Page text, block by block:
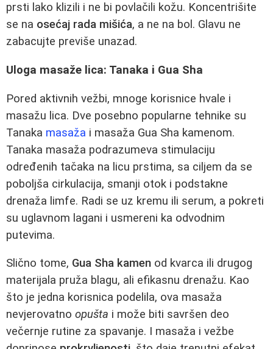
prsti lako klizili i ne bi povlačili kožu. Koncentrišite
se na osećaj rada mišića, a ne na bol. Glavu ne
zabacujte previše unazad.
Uloga masaže lica: Tanaka i Gua Sha
Pored aktivnih vežbi, mnoge korisnice hvale i
masažu lica. Dve posebno popularne tehnike su
Tanaka masaža i masaža Gua Sha kamenom.
Tanaka masaža podrazumeva stimulaciju
određenih tačaka na licu prstima, sa ciljem da se
poboljša cirkulacija, smanji otok i podstakne
drenaža limfe. Radi se uz kremu ili serum, a pokreti
su uglavnom lagani i usmereni ka odvodnim
putevima.
Slično tome, Gua Sha kamen od kvarca ili drugog
materijala pruža blagu, ali efikasnu drenažu. Kao
što je jedna korisnica podelila, ova masaža
nevjerovatno opušta i može biti savršen deo
večernje rutine za spavanje. I masaža i vežbe